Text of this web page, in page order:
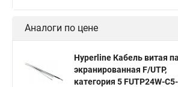
Аналоги по цене
Hyperline Кабель витая
экранированная F/UTP,
категория 5 FUTP24W-